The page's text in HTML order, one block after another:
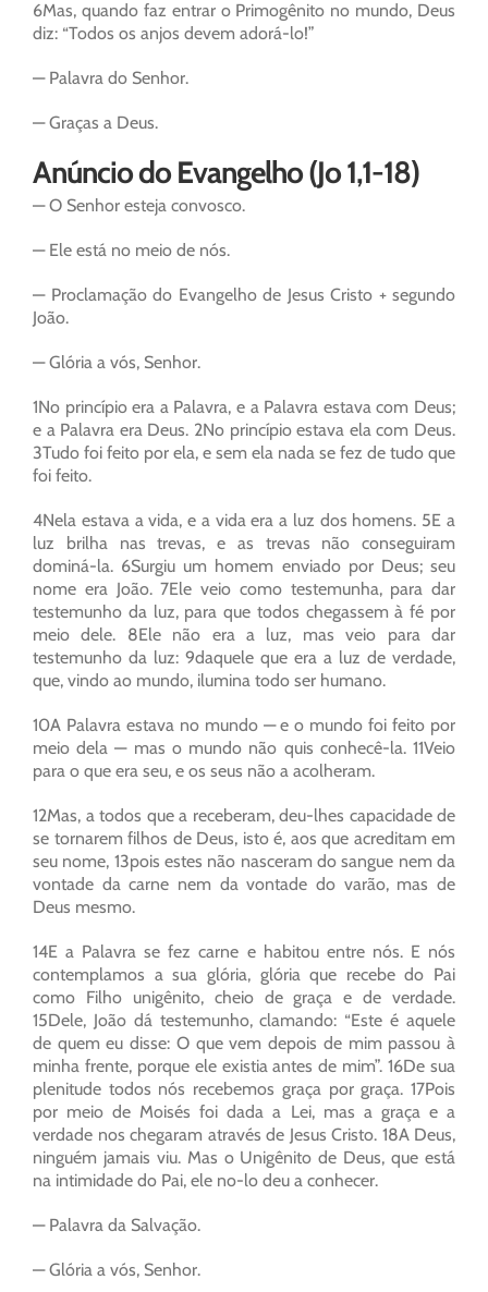
6Mas, quando faz entrar o Primogênito no mundo, Deus
diz: “Todos os anjos devem adorá-lo!”
— Palavra do Senhor.
— Graças a Deus.
Anúncio do Evangelho (Jo 1,1-18)
— O Senhor esteja convosco.
— Ele está no meio de nós.
— Proclamação do Evangelho de Jesus Cristo + segundo
João.
— Glória a vós, Senhor.
1No princípio era a Palavra, e a Palavra estava com Deus;
e a Palavra era Deus. 2No princípio estava ela com Deus.
3Tudo foi feito por ela, e sem ela nada se fez de tudo que
foi feito.
4Nela estava a vida, e a vida era a luz dos homens. 5E a
luz brilha nas trevas, e as trevas não conseguiram
dominá-la. 6Surgiu um homem enviado por Deus; seu
nome era João. 7Ele veio como testemunha, para dar
testemunho da luz, para que todos chegassem à fé por
meio dele. 8Ele não era a luz, mas veio para dar
testemunho da luz: 9daquele que era a luz de verdade,
que, vindo ao mundo, ilumina todo ser humano.
10A Palavra estava no mundo — e o mundo foi feito por
meio dela — mas o mundo não quis conhecê-la. 11Veio
para o que era seu, e os seus não a acolheram.
12Mas, a todos que a receberam, deu-lhes capacidade de
se tornarem filhos de Deus, isto é, aos que acreditam em
seu nome, 13pois estes não nasceram do sangue nem da
vontade da carne nem da vontade do varão, mas de
Deus mesmo.
14E a Palavra se fez carne e habitou entre nós. E nós
contemplamos a sua glória, glória que recebe do Pai
como Filho unigênito, cheio de graça e de verdade.
15Dele, João dá testemunho, clamando: “Este é aquele
de quem eu disse: O que vem depois de mim passou à
minha frente, porque ele existia antes de mim”. 16De sua
plenitude todos nós recebemos graça por graça. 17Pois
por meio de Moisés foi dada a Lei, mas a graça e a
verdade nos chegaram através de Jesus Cristo. 18A Deus,
ninguém jamais viu. Mas o Unigênito de Deus, que está
na intimidade do Pai, ele no-lo deu a conhecer.
— Palavra da Salvação.
— Glória a vós, Senhor.